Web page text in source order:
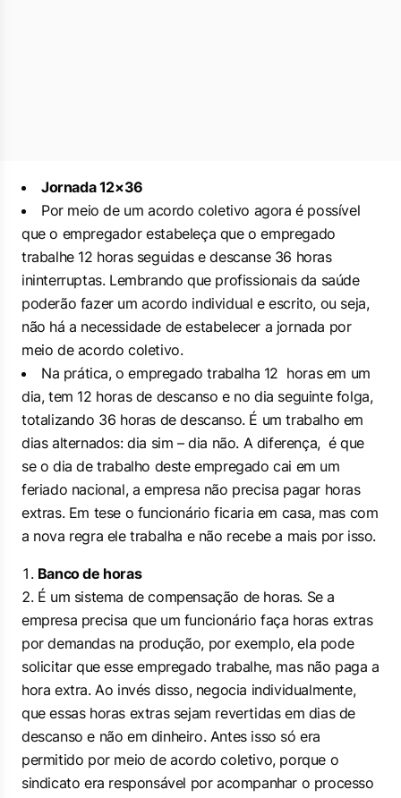
Jornada 12×36
Por meio de um acordo coletivo agora é possível
que o empregador estabeleça que o empregado
trabalhe 12 horas seguidas e descanse 36 horas
ininterruptas. Lembrando que profissionais da saúde
poderão fazer um acordo individual e escrito, ou seja,
não há a necessidade de estabelecer a jornada por
meio de acordo coletivo.
Na prática, o empregado trabalha 12 horas em um
dia, tem 12 horas de descanso e no dia seguinte folga,
totalizando 36 horas de descanso. É um trabalho em
dias alternados: dia sim – dia não. A diferença, é que
se o dia de trabalho deste empregado cai em um
feriado nacional, a empresa não precisa pagar horas
extras. Em tese o funcionário ficaria em casa, mas com
a nova regra ele trabalha e não recebe a mais por isso.
Banco de horas
É um sistema de compensação de horas. Se a
empresa precisa que um funcionário faça horas extras
por demandas na produção, por exemplo, ela pode
solicitar que esse empregado trabalhe, mas não paga a
hora extra. Ao invés disso, negocia individualmente,
que essas horas extras sejam revertidas em dias de
descanso e não em dinheiro. Antes isso só era
permitido por meio de acordo coletivo, porque o
sindicato era responsável por acompanhar o processo